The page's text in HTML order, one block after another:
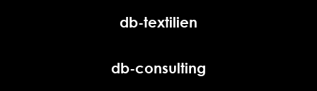
db-textilien
db-consulting